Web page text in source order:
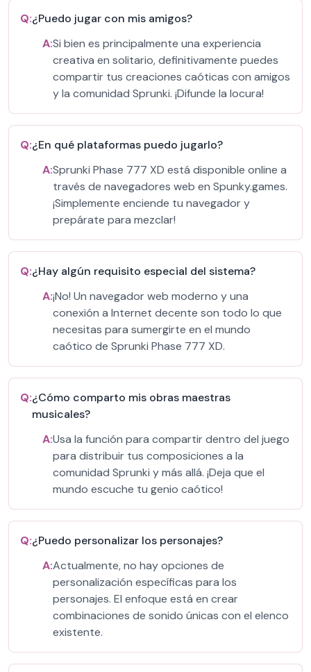
Q:¿Puedo jugar con mis amigos?
A:Si bien es principalmente una experiencia
creativa en solitario, definitivamente puedes
compartir tus creaciones caóticas con amigos
y la comunidad Sprunki. ¡Difunde la locura!
Q:¿En qué plataformas puedo jugarlo?
A:Sprunki Phase 777 XD está disponible online a
través de navegadores web en Spunky.games.
¡Simplemente enciende tu navegador y
prepárate para mezclar!
Q:¿Hay algún requisito especial del sistema?
A:¡No! Un navegador web moderno y una
conexión a Internet decente son todo lo que
necesitas para sumergirte en el mundo
caótico de Sprunki Phase 777 XD.
Q:¿Cómo comparto mis obras maestras
musicales?
A:Usa la función para compartir dentro del juego
para distribuir tus composiciones a la
comunidad Sprunki y más allá. ¡Deja que el
mundo escuche tu genio caótico!
Q:¿Puedo personalizar los personajes?
A:Actualmente, no hay opciones de
personalización específicas para los
personajes. El enfoque está en crear
combinaciones de sonido únicas con el elenco
existente.